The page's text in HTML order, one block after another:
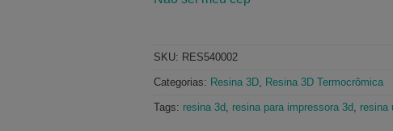
SKU: RES540002
Categorias: Resina 3D, Resina 3D Termocrômica
Tags: resina 3d, resina para impressora 3d, resina